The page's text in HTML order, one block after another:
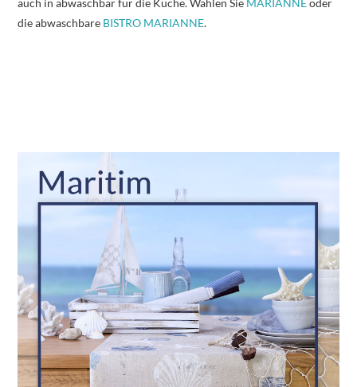
auch in abwaschbar für die Küche. Wählen Sie MARIANNEoder
die abwaschbare BISTRO MARIANNE.